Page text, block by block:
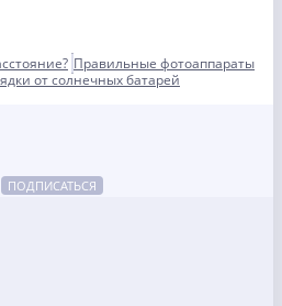
Правильные фотоаппараты
от солнечных батарей
ПОДПИСАТЬСЯ